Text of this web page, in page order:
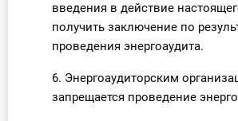
введения в действие
получить заключение по
проведения энергоаудита.
6. Энергоаудиторским
запрещается проведение